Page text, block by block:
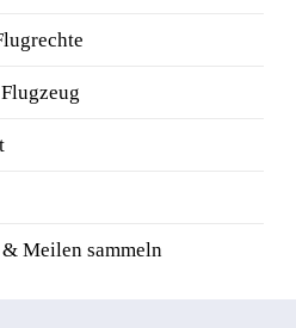
Meilen sammeln